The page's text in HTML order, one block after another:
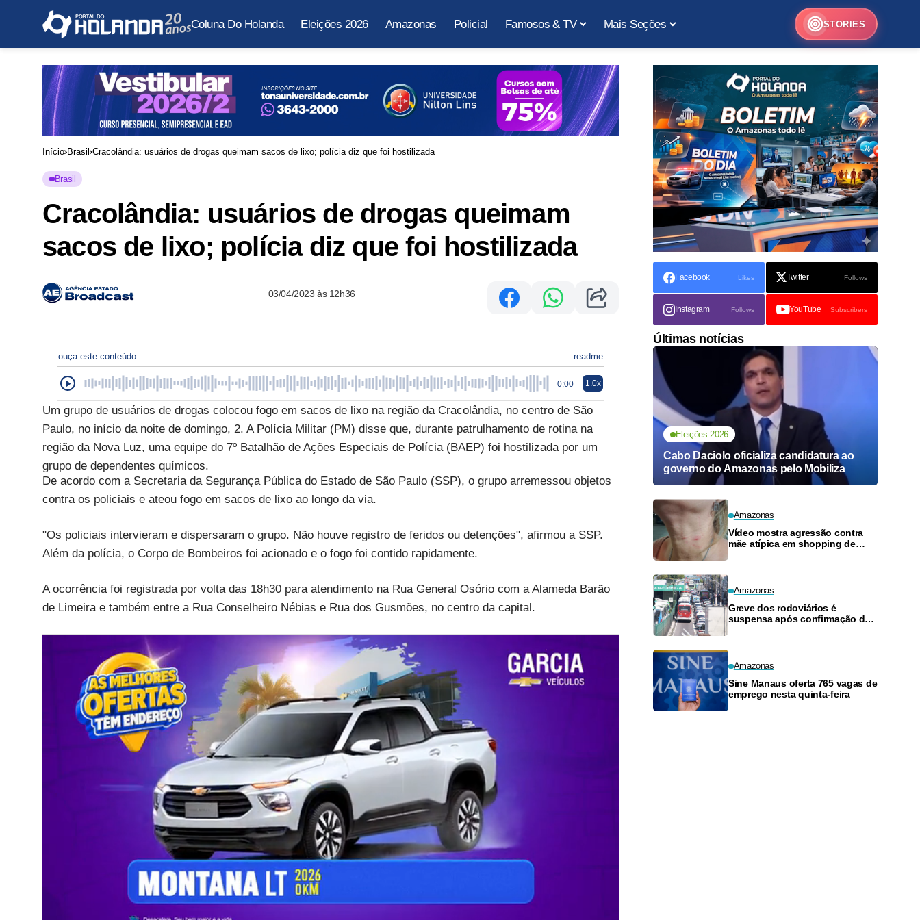
Coluna Do Holanda Eleições 2026 Amazonas Policial Famosos & TV Mais Seções STORIES
Início Brasil Cracolândia: usuários de drogas queimam sacos de lixo; polícia diz que foi hostilizada
Brasil
Cracolândia: usuários de drogas queimam
sacos de lixo; polícia diz que foi hostilizada
03/04/2023 às 12h36
ouça este conteúdo readme
0:00 1.0x
Um grupo de usuários de drogas colocou fogo em sacos de lixo na região da Cracolândia, no centro de São
Paulo, no início da noite de domingo, 2. A Polícia Militar (PM) disse que, durante patrulhamento de rotina na
região da Nova Luz, uma equipe do 7º Batalhão de Ações Especiais de Polícia (BAEP) foi hostilizada por um
grupo de dependentes químicos.
De acordo com a Secretaria da Segurança Pública do Estado de São Paulo (SSP), o grupo arremessou objetos
contra os policiais e ateou fogo em sacos de lixo ao longo da via.
"Os policiais intervieram e dispersaram o grupo. Não houve registro de feridos ou detenções", afirmou a SSP.
Além da polícia, o Corpo de Bombeiros foi acionado e o fogo foi contido rapidamente.
A ocorrência foi registrada por volta das 18h30 para atendimento na Rua General Osório com a Alameda Barão
de Limeira e também entre a Rua Conselheiro Nébias e Rua dos Gusmões, no centro da capital.
Facebook Likes Twitter Follows
Instagram Follows YouTube Subscribers
Últimas notícias
Eleições 2026
Cabo Daciolo oficializa candidatura ao
governo do Amazonas pelo Mobiliza
Amazonas
Vídeo mostra agressão contra
mãe atípica em shopping de
Amazonas
Greve dos rodoviários é
suspensa após confirmação de
Amazonas
Sine Manaus oferta 765 vagas de
emprego nesta quinta-feira